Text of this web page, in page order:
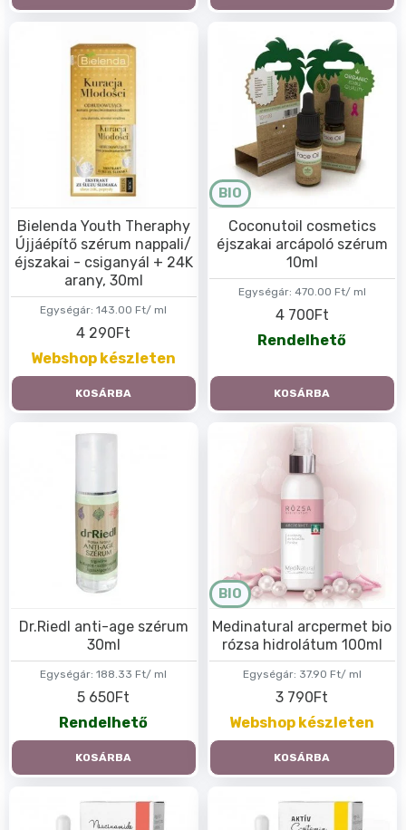
Egységár: 143.00 Ft/ ml
Bielenda Youth Theraphy
Újjáépítő szérum nappali/
éjszakai - csiganyál + 24K
arany, 30ml
4 290Ft
Webshop készleten
KOSÁRBA
BIO
Egységár: 470.00 Ft/ ml
Coconutoil cosmetics
éjszakai arcápoló szérum
10ml
4 700Ft
Rendelhető
KOSÁRBA
Egységár: 188.33 Ft/ ml
Dr.Riedl anti-age szérum
30ml
5 650Ft
Rendelhető
KOSÁRBA
BIO
Egységár: 37.90 Ft/ ml
Medinatural arcpermet bio
rózsa hidrolátum 100ml
3 790Ft
Webshop készleten
KOSÁRBA